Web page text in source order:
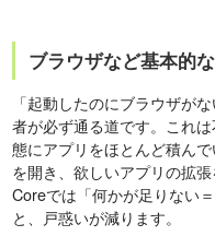
ブラウザなど基本的
「起動したのにブラウザが
者が必ず通る道です。これ
態にアプリをほとんど積ん
を開き、欲しいアプリの拡
Coreでは「何かが足りない
と、戸惑いが減ります。